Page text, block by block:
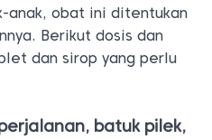
anak, obat ini ditentukan
Berikut dosis dan
dan sirop yang perlu
batuk pilek,